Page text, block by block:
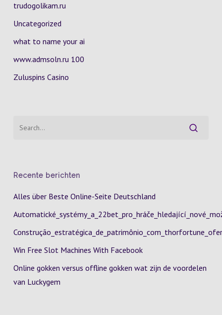
trudogolikam.ru
Uncategorized
what to name your ai
www.admsoln.ru 100
Zuluspins Casino
Recente berichten
Alles über Beste Online-Seite Deutschland
Win Free Slot Machines With Facebook
Online gokken versus offline gokken wat zijn de voordelen
van Luckygem